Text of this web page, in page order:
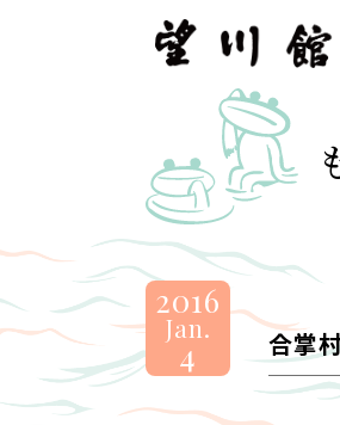
望
川
BOSENKAN
2016
Jan.
4 合掌